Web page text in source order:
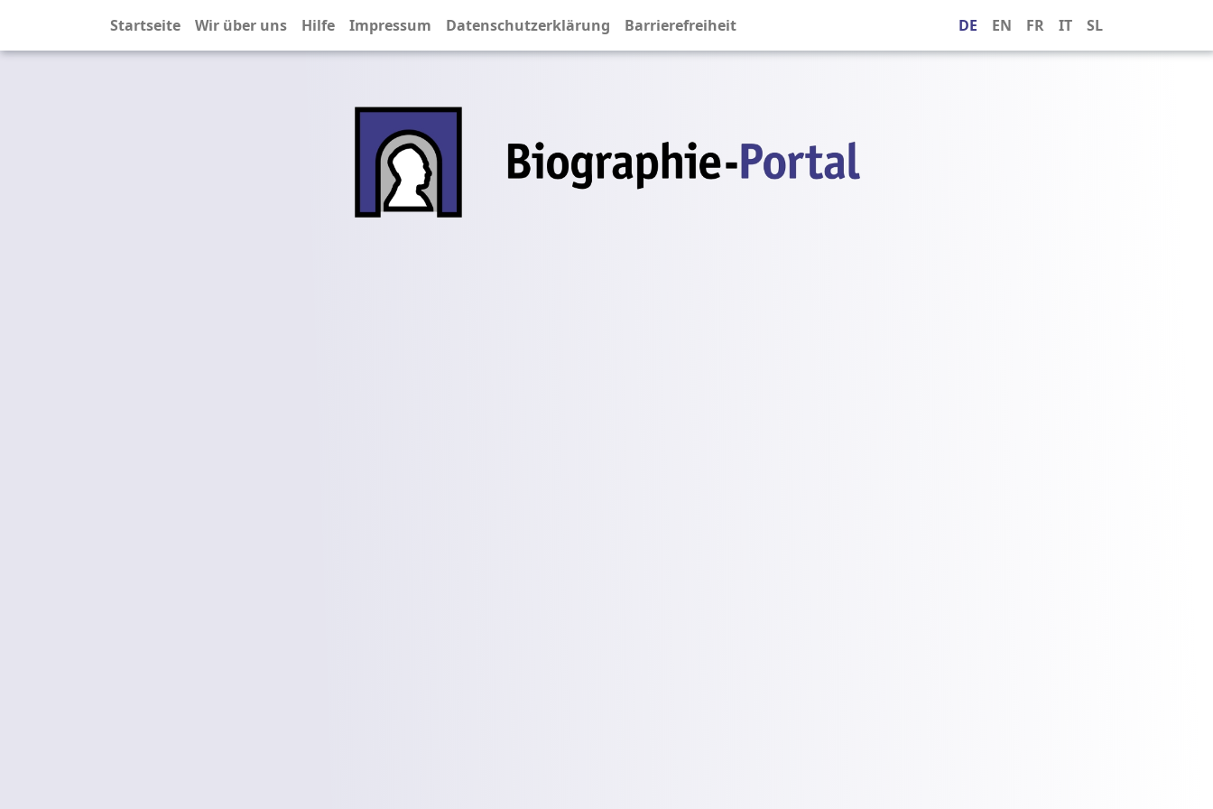
Startseite Wir über uns Hilfe Impressum Datenschutzerklärung Barrierefreiheit DE EN FR IT SL